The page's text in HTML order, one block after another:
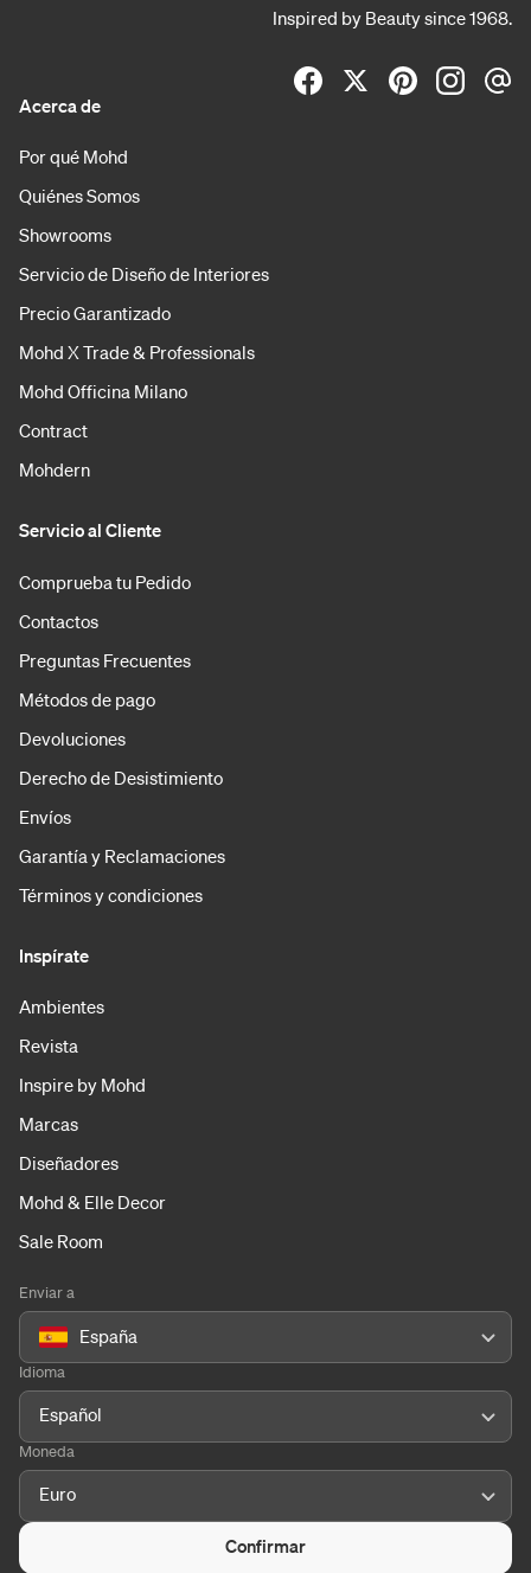
Inspired by Beauty since 1968.
Acerca de
Por qué Mohd
Quiénes Somos
Showrooms
Servicio de Diseño de Interiores
Precio Garantizado
Mohd X Trade & Professionals
Mohd Officina Milano
Contract
Mohdern
Servicio al Cliente
Comprueba tu Pedido
Contactos
Preguntas Frecuentes
Métodos de pago
Devoluciones
Derecho de Desistimiento
Envíos
Garantía y Reclamaciones
Términos y condiciones
Inspírate
Ambientes
Revista
Inspire by Mohd
Marcas
Diseñadores
Mohd & Elle Decor
Sale Room
Enviar a
España
Idioma
Español
Moneda
Euro
Confirmar